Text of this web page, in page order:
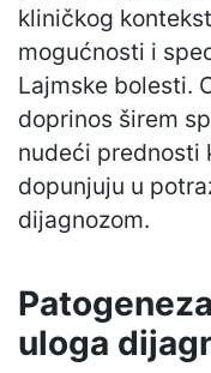
kliničkog
mogućnosti i
Lajmske bolesti.
doprinos širem
nudeći prednosti
dopunjuju u
dijagnozom.
uloga